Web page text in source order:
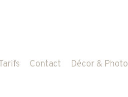
Tarifs Contact Décor & Photo